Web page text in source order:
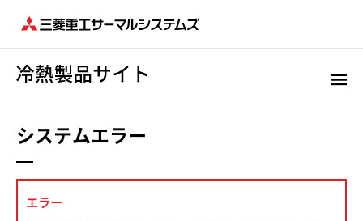
システムエラー
エラー